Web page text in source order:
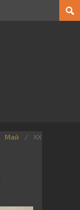
Май
XX